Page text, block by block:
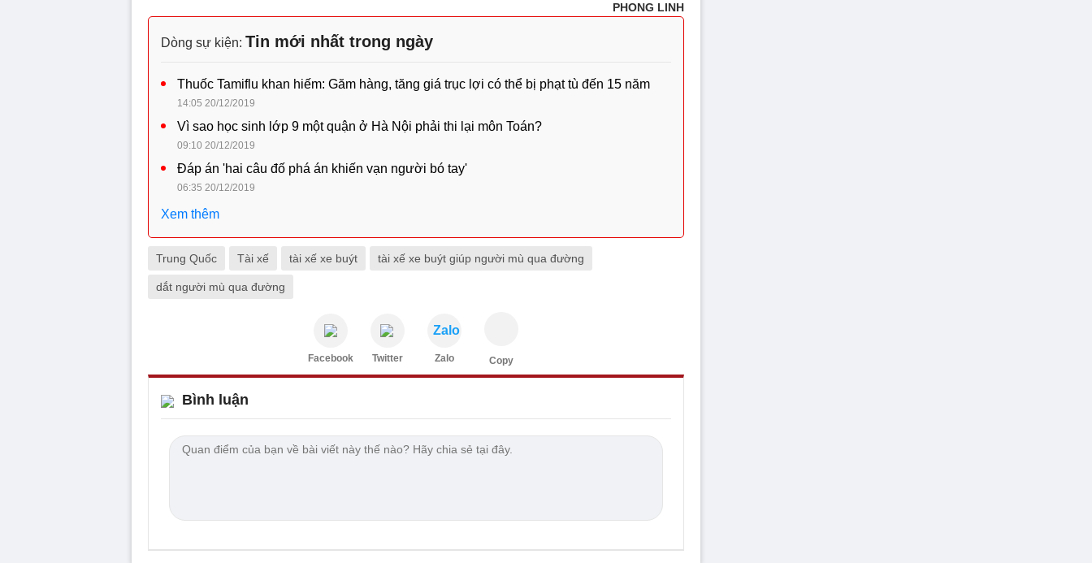
PHONG LINH
Dòng sự kiện: Tin mới nhất trong ngày
Thuốc Tamiflu khan hiếm: Găm hàng, tăng giá trục lợi có thể bị phạt tù đến 15 năm
14:05 20/12/2019
Vì sao học sinh lớp 9 một quận ở Hà Nội phải thi lại môn Toán?
09:10 20/12/2019
Đáp án 'hai câu đố phá án khiến vạn người bó tay'
06:35 20/12/2019
Xem thêm
Trung Quốc Tài xế tài xế xe buýt tài xế xe buýt giúp người mù qua đường
dắt người mù qua đường
Facebook Twitter
Zalo
Zalo Copy
Bình luận